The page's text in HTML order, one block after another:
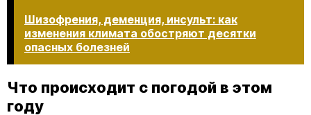
Шизофрения, деменция, инсульт: как
изменения климата обостряют десятки
опасных болезней
Что происходит с погодой в этом
году